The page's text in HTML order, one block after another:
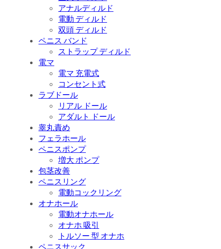
アナルディルド
電動 ディルド
双頭 ディルド
ペニス バンド
ストラップ ディルド
電マ
電マ 充電式
コンセント式
ラブドール
リアル ドール
アダルト ドール
睾丸責め
フェラホール
ペニスポンプ
増大 ポンプ
包茎改善
ペニスリング
電動コックリング
オナホール
電動オナホール
オナホ 吸引
トルソー 型 オナホ
ペニスサック